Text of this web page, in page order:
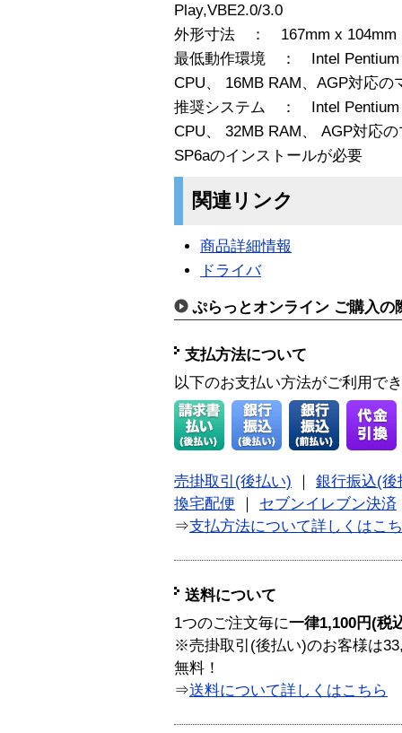
Play,VBE2.0/3.0
外形寸法 ： 167mm x 104mm
最低動作環境 ： Intel Pentium
CPU、 16MB RAM、AGP対応の
推奨システム ： Intel Pentium
CPU、 32MB RAM、 AGP対応
SP6aのインストールが必要
関連リンク
商品詳細情報
ドライバ
ぷらっとオンライン ご購入の
支払方法について
以下のお支払い方法がご利用で
売掛取引(後払い)
銀行振込(後
換宅配便
セブンイレブン決済
⇒支払方法について詳しくはこ
送料について
1つのご注文毎に一律1,100円(税
※売掛取引(後払い)のお客様は
無料！
⇒送料について詳しくはこちら